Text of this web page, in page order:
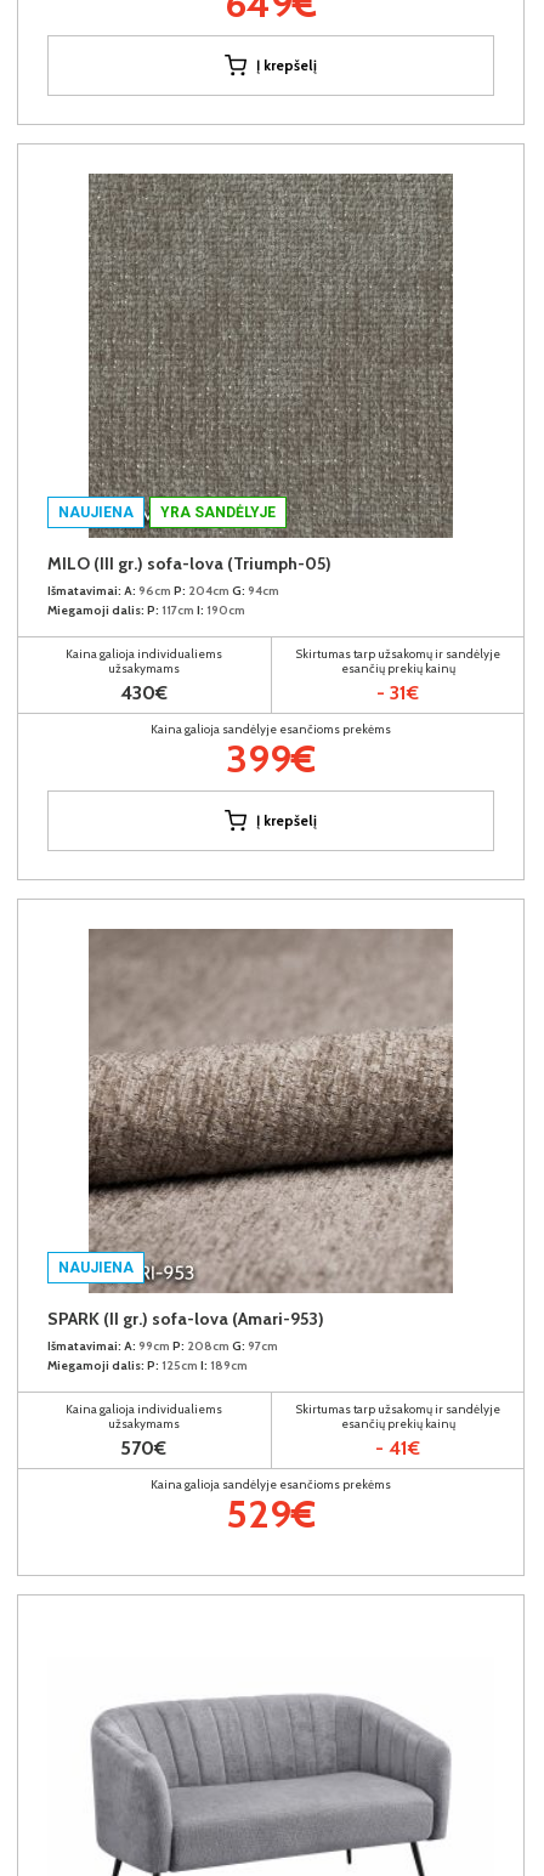
Į krepšelį
NAUJIENA YRA SANDĖLYJE
MILO (III gr.) sofa-lova (Triumph-05)
Išmatavimai: A: 96cm P: 204cm G: 94cm
Miegamoji dalis: P: 117cm I: 190cm
Kaina galioja individualiems
užsakymams
430€
Skirtumas tarp užsakomų ir sandėlyje
esančių prekių kainų
- 31€
Kaina galioja sandėlyje esančioms prekėms
399€
Į krepšelį
NAUJIENA
SPARK (II gr.) sofa-lova (Amari-953)
Išmatavimai: A: 99cm P: 208cm G: 97cm
Miegamoji dalis: P: 125cm I: 189cm
Kaina galioja individualiems
užsakymams
570€
Skirtumas tarp užsakomų ir sandėlyje
esančių prekių kainų
- 41€
Kaina galioja sandėlyje esančioms prekėms
529€